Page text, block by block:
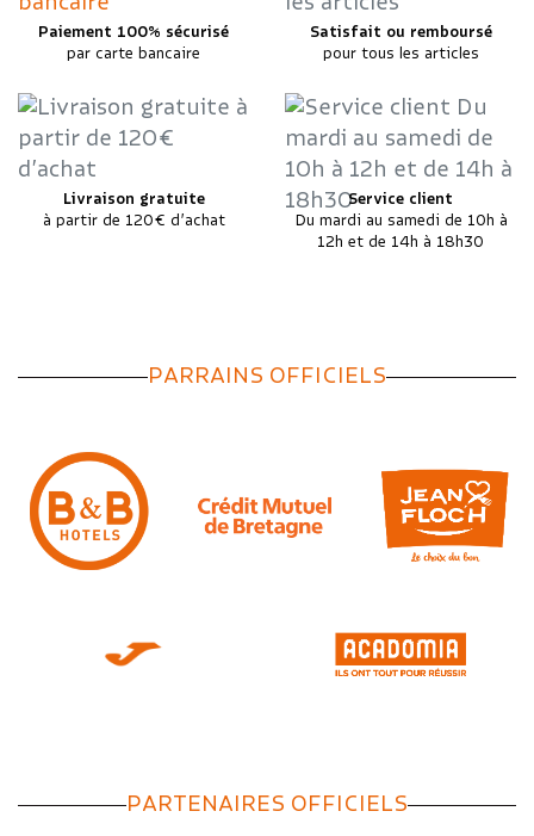
Paiement 100% sécurisé
par carte bancaire
Satisfait ou remboursé
pour tous les articles
Livraison gratuite
à partir de 120€ d’achat
Service client
Du mardi au samedi de 10h à
12h et de 14h à 18h30
PARRAINS OFFICIELS
PARTENAIRES OFFICIELS